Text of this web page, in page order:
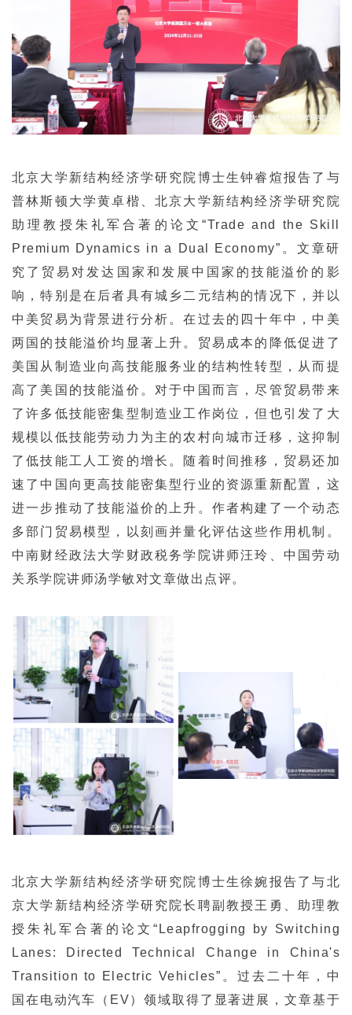
北京大学新结构经济学研究院博士生钟睿煊报告了与
普林斯顿大学黄卓楷、北京大学新结构经济学研究院
助理教授朱礼军合著的论文“Trade and the Skill
Premium Dynamics in a Dual Economy”。文章研
究了贸易对发达国家和发展中国家的技能溢价的影
响，特别是在后者具有城乡二元结构的情况下，并以
中美贸易为背景进行分析。在过去的四十年中，中美
两国的技能溢价均显著上升。贸易成本的降低促进了
美国从制造业向高技能服务业的结构性转型，从而提
高了美国的技能溢价。对于中国而言，尽管贸易带来
了许多低技能密集型制造业工作岗位，但也引发了大
规模以低技能劳动力为主的农村向城市迁移，这抑制
了低技能工人工资的增长。随着时间推移，贸易还加
速了中国向更高技能密集型行业的资源重新配置，这
进一步推动了技能溢价的上升。作者构建了一个动态
多部门贸易模型，以刻画并量化评估这些作用机制。
中南财经政法大学财政税务学院讲师汪玲、中国劳动
关系学院讲师汤学敏对文章做出点评。
北京大学新结构经济学研究院博士生徐婉报告了与北
京大学新结构经济学研究院长聘副教授王勇、助理教
授朱礼军合著的论文“Leapfrogging by Switching
Lanes: Directed Technical Change in China's
Transition to Electric Vehicles”。过去二十年，中
国在电动汽车（EV）领域取得了显著进展，文章基于